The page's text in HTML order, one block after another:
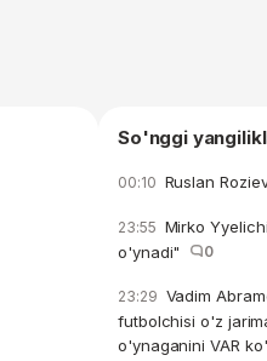
So'nggi
00:10 Ruslan
23:55 Mirko
o'ynadi"
0
23:29 Vadim
futbolchisi o'z
o'ynaganini VAR